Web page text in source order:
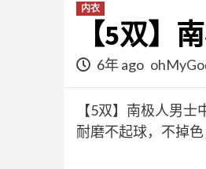
内衣
【5双】
6年 ago
【5双】南极人男
耐磨不起球，不掉